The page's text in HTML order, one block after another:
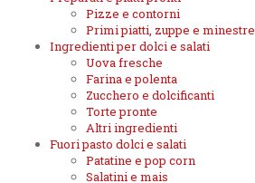
Pizze e contorni
Primi piatti, zuppe e minestre
Ingredienti per dolci e salati
Uova fresche
Farina e polenta
Zucchero e dolcificanti
Torte pronte
Altri ingredienti
Fuori pasto dolci e salati
Patatine e pop corn
Salatini e mais